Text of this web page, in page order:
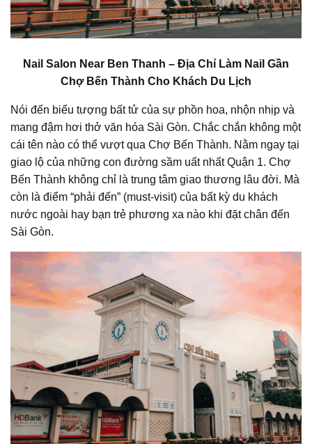
Nail Salon Near Ben Thanh – Địa Chỉ Làm Nail Gần
Chợ Bến Thành Cho Khách Du Lịch
Nói đến biểu tượng bất tử của sự phồn hoa, nhộn nhịp và
mang đậm hơi thở văn hóa Sài Gòn. Chắc chắn không một
cái tên nào có thể vượt qua Chợ Bến Thành. Nằm ngay tại
giao lộ của những con đường sầm uất nhất Quận 1. Chợ
Bến Thành không chỉ là trung tâm giao thương lâu đời. Mà
còn là điểm “phải đến” (must-visit) của bất kỳ du khách
nước ngoài hay bạn trẻ phương xa nào khi đặt chân đến
Sài Gòn.